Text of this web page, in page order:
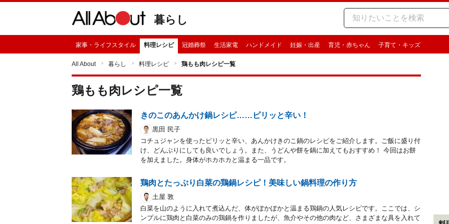
暮らし
家事・ライフスタイル 料理レシピ 冠婚葬祭 生活家電 ハンドメイド 妊娠・出産 育児・赤ちゃん 子育て・キッズ
All About 暮らし 料理レシピ 鶏もも肉レシピ一覧
鶏もも肉レシピ一覧
きのこのあんかけ鍋レシピ……ピリッと辛い！
黒田 民子
コチュジャンを使ったピリッと辛い、あんかけきのこ鍋のレシピをご紹介します。ご飯に盛り付
け、どんぶりにしても良いでしょう。また、うどんや餅を鍋に加えてもおすすめ！ 今回はお餅
を加えました。身体がホカホカと温まる一品です。
鶏肉とたっぷり白菜の鶏鍋レシピ！美味しい鍋料理の作り方
土屋 敦
白菜を山のように入れて煮込んだ、体がぽかぽかと温まる鶏鍋の人気レシピです。ここでは、シ
ンプルに鶏肉と白菜のみの鶏鍋を作りましたが、魚介やその他の肉など、さまざまな具を入れて